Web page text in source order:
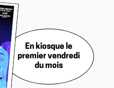
En kiosque le
premier vendredi
du mois